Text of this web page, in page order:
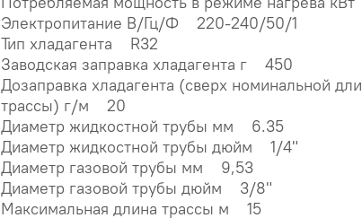
Электропитание В/Гц/Ф 220-240/50/1
Тип хладагента R32
Заводская заправка хладагента г 450
Дозаправка хладагента (сверх номинальной
трассы) г/м 20
Диаметр жидкостной трубы мм 6.35
Диаметр жидкостной трубы дюйм 1/4"
Диаметр газовой трубы мм 9,53
Диаметр газовой трубы дюйм 3/8"
Максимальная длина трассы м 15